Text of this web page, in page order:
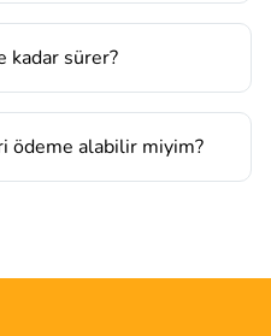
kadar sürer?
ödeme alabilir miyim?